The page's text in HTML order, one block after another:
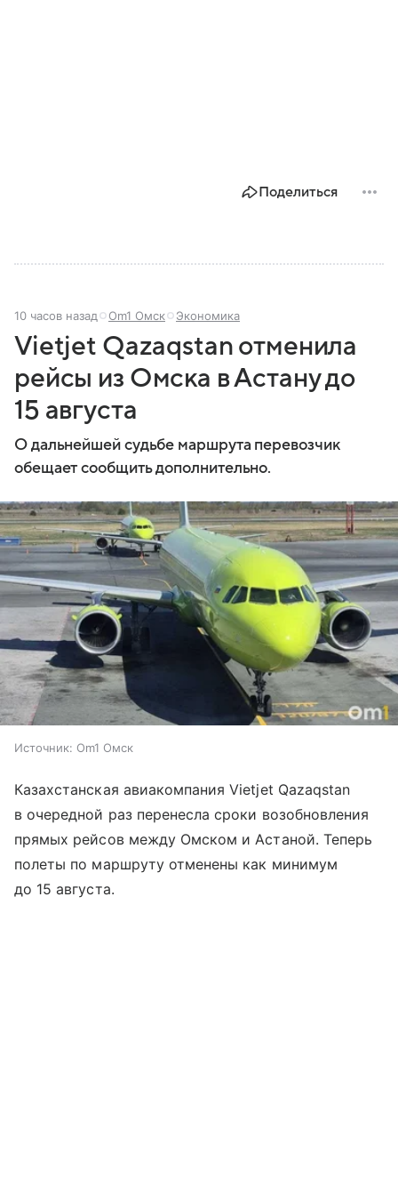
Поделиться
10 часов назад Om1 Омск Экономика
Vietjet Qazaqstan отменила
рейсы из Омска в Астану до
15 августа
О дальнейшей судьбе маршрута перевозчик
обещает сообщить дополнительно.
Источник: Om1 Омск
Казахстанская авиакомпания Vietjet Qazaqstan
в очередной раз перенесла сроки возобновления
прямых рейсов между Омском и Астаной. Теперь
полеты по маршруту отменены как минимум
до 15 августа.